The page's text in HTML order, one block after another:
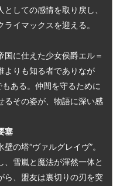
しての感情を取り戻し、
イマックスを迎える。
国に仕えた少女侯爵エル＝
よりも知る者でありなが
ある。仲間を守るために
るその姿が、物語に深い感
塞
の塔“ヴァルグレイヴ”。
雪嵐と魔法が渾然一体と
ら、盟友は裏切りの刃を突